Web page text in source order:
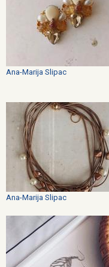
Ana-Marija Slipac
Ana-Marija Slipac